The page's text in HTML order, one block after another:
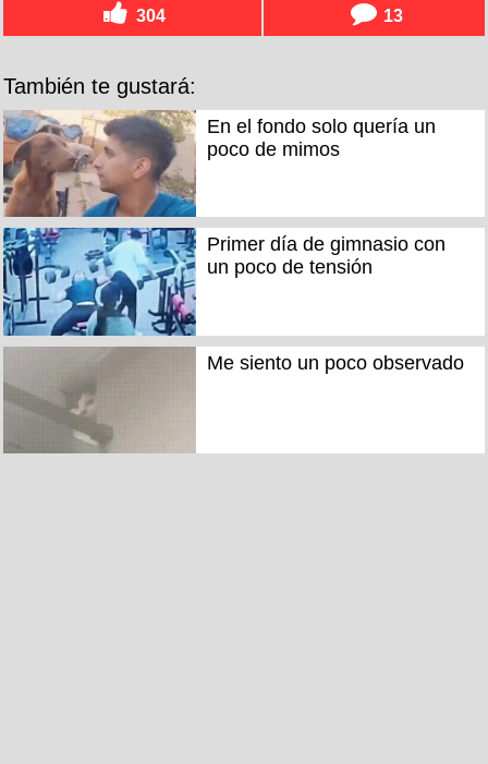
304 13
También te gustará:
En el fondo solo quería un
poco de mimos
Primer día de gimnasio con
un poco de tensión
Me siento un poco observado